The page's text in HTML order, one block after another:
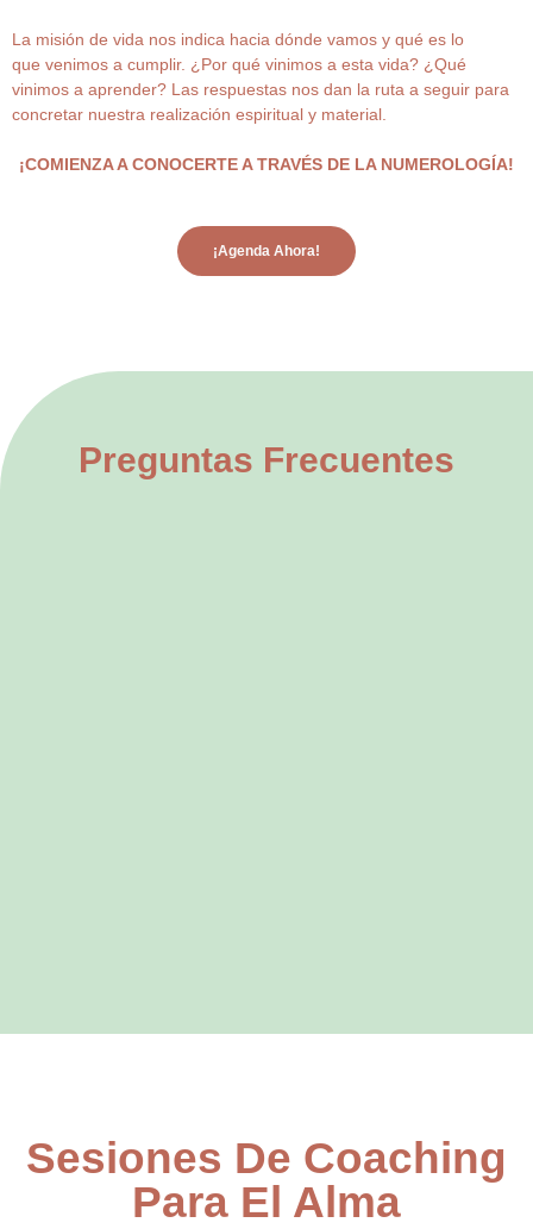
La misión de vida nos indica hacia dónde vamos y qué es lo
que venimos a cumplir. ¿Por qué vinimos a esta vida? ¿Qué
vinimos a aprender? Las respuestas nos dan la ruta a seguir para
concretar nuestra realización espiritual y material.
¡COMIENZA A CONOCERTE A TRAVÉS DE LA NUMEROLOGÍA!
¡Agenda Ahora!
Preguntas Frecuentes
Sesiones De Coaching
Para El Alma